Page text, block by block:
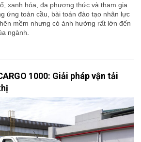
xanh hóa, đa phương thức và tham gia
ứng toàn cầu, bài toán đào tạo nhân lực
mềm nhưng có ảnh hưởng rất lớn đến
ngành.
1000: Giải pháp vận tải